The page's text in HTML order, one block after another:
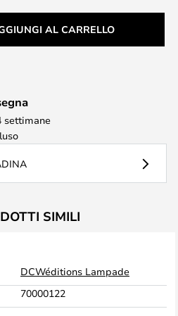
AL CARRELLO
settimane
SIMILI
DCWéditions Lampade
70000122